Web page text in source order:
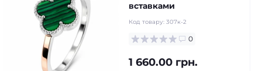
вставками
Код товару: 307к-2
0
1 660.00 грн.